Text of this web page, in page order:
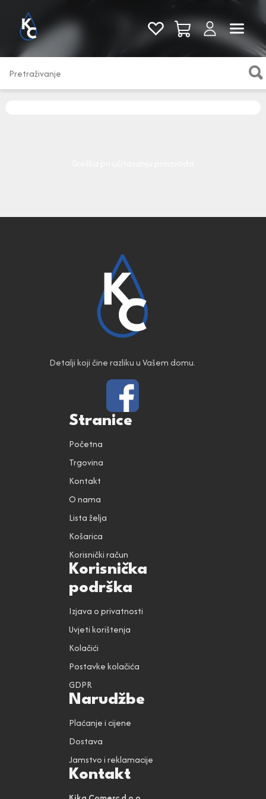
Pogledaj sve
Detalji koji čine razliku u Vašem domu.
Stranice
Početna
Trgovina
Kontakt
O nama
Lista želja
Košarica
Korisnički račun
Korisnička
podrška
Izjava o privatnosti
Uvjeti korištenja
Kolačići
Postavke kolačića
GDPR
Narudžbe
Plaćanje i cijene
Dostava
Jamstvo i reklamacije
Kontakt